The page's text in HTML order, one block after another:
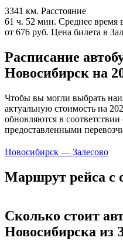
3341 км. Расстояние
61 ч. 52 мин. Среднее время
от 676 руб. Цена билета в
Расписание
Новосибирск на
Чтобы вы могли выбрать
актуальную стоимость на
обновляются в
предоставленными
Новосибирск — Залесово
Маршрут рейса с
Сколько стоит
Новосибирска из